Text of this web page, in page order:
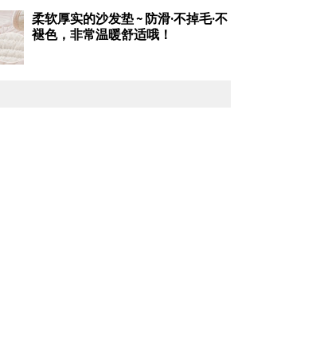
柔软厚实的沙发垫 ~ 防滑·不掉毛·不
褪色，非常温暖舒适哦！